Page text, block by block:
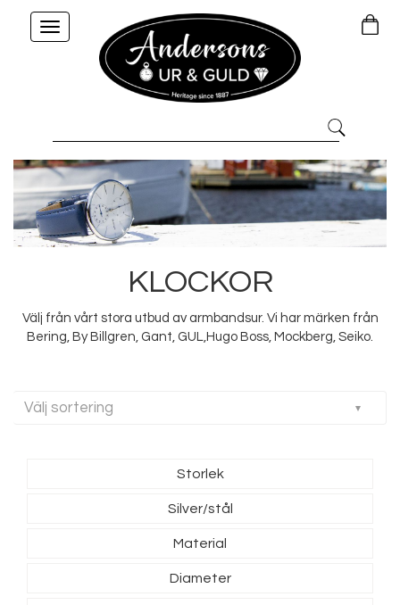
Toggle
navigation
KLOCKOR
Välj från vårt stora utbud av armbandsur. Vi har märken från
Bering, By Billgren, Gant, GUL,Hugo Boss, Mockberg, Seiko.
Välj sortering
Storlek
Silver/stål
Material
Diameter